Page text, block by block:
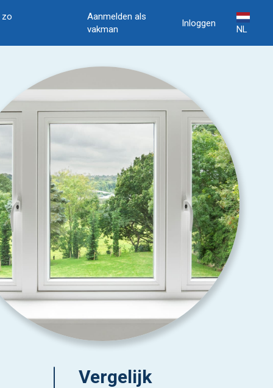
zo
Aanmelden als
vakman
Inloggen
NL
Vergelijk